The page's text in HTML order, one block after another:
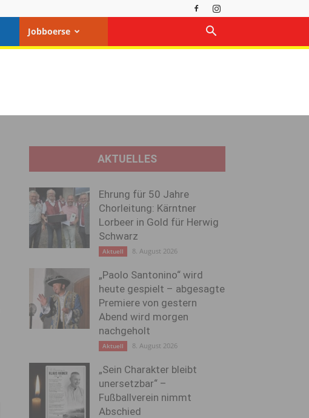
Jobboerse
AKTUELLES
Ehrung für 50 Jahre
Chorleitung: Kärntner
Lorbeer in Gold für Herwig
Schwarz
Aktuell 8. August 2026
„Paolo Santonino“ wird
heute gespielt – abgesagte
Premiere von gestern
Abend wird morgen
nachgeholt
Aktuell 8. August 2026
„Sein Charakter bleibt
unersetzbar“ –
Fußballverein nimmt
Abschied